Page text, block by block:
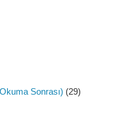
Sonrası) (29)